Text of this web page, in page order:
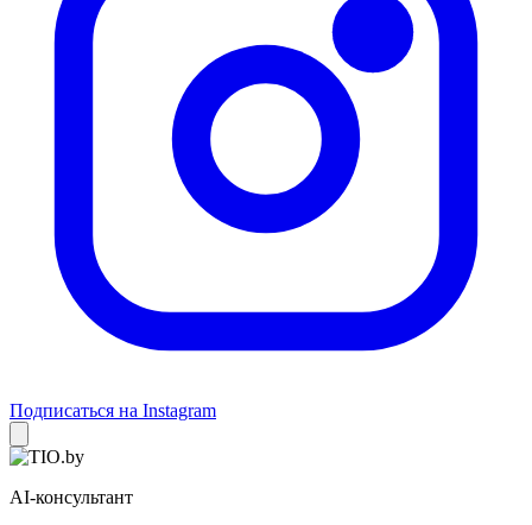
Подписаться на Instagram
AI-консультант